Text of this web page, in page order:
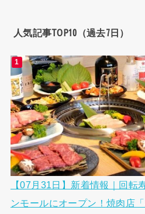
人気記事TOP10（過去7日）
【07月31日】新着情報｜回転
ンモールにオープン！焼肉店